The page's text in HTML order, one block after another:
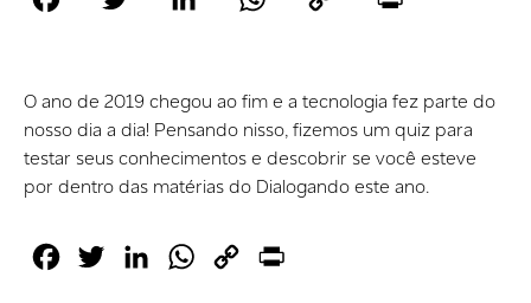
O ano de 2019 chegou ao fim e a tecnologia fez parte do
nosso dia a dia! Pensando nisso, fizemos um quiz para
testar seus conhecimentos e descobrir se você esteve
por dentro das matérias do Dialogando este ano.
Facebook
Twitter LinkedInWhatsApp
Copy